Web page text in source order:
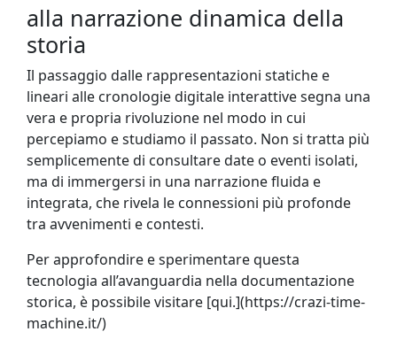
alla narrazione dinamica della
storia
Il passaggio dalle rappresentazioni statiche e
lineari alle cronologie digitale interattive segna una
vera e propria rivoluzione nel modo in cui
percepiamo e studiamo il passato. Non si tratta più
semplicemente di consultare date o eventi isolati,
ma di immergersi in una narrazione fluida e
integrata, che rivela le connessioni più profonde
tra avvenimenti e contesti.
Per approfondire e sperimentare questa
tecnologia all’avanguardia nella documentazione
storica, è possibile visitare [qui.](https://crazi-time-
machine.it/)